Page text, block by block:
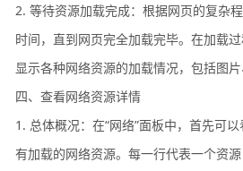
2. 等待资源加载完成：根据网页的复杂
时间，直到网页完全加载完毕。在加载
显示各种网络资源的加载情况，包括图片
四、查看网络资源详情
1. 总体概况：在“网络”面板中，首先可
有加载的网络资源。每一行代表一个资